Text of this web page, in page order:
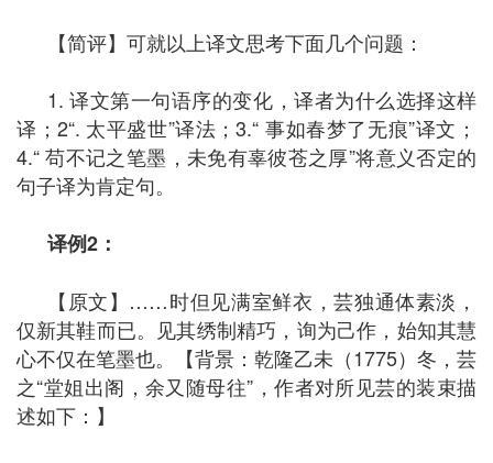
【简评】可就以上译文思考下面几个问题：
1. 译文第一句语序的变化，译者为什么选择这样
译；2“. 太平盛世”译法；3.“ 事如春梦了无痕”译文；
4.“ 苟不记之笔墨，未免有辜彼苍之厚”将意义否定的
句子译为肯定句。
译例2：
【原文】……时但见满室鲜衣，芸独通体素淡，
仅新其鞋而已。见其绣制精巧，询为己作，始知其慧
心不仅在笔墨也。【背景：乾隆乙未（1775）冬，芸
之“堂姐出阁，余又随母往”，作者对所见芸的装束描
述如下：】